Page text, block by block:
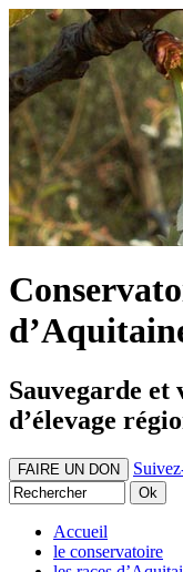
Sauvegarde et
d’élevage
FAIRE UN DON
Accueil
le conservatoire